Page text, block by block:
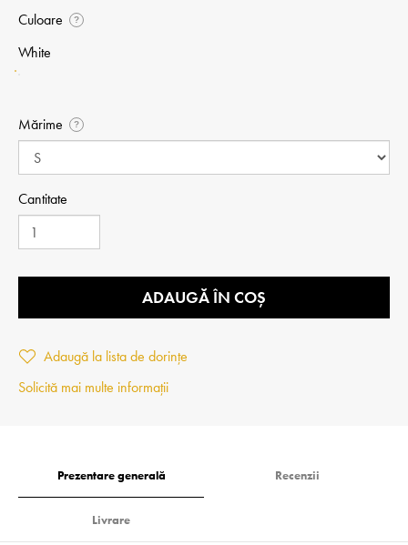
Culoare ?
White
Mărime ?
Cantitate
ADAUGĂ ÎN COȘ
Adaugă la lista de dorințe
Solicită mai multe informații
Prezentare generală Recenzii
Livrare